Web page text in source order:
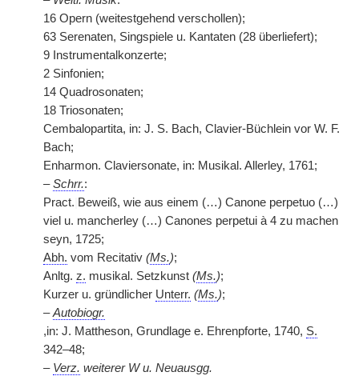
16 Opern (weitestgehend verschollen);
63 Serenaten, Singspiele u. Kantaten (28 überliefert);
9 Instrumentalkonzerte;
2 Sinfonien;
14 Quadrosonaten;
18 Triosonaten;
Cembalopartita, in: J. S. Bach, Clavier-Büchlein vor W. F.
Bach;
Enharmon. Claviersonate, in: Musikal. Allerley, 1761;
–Schrr.:
Pract. Beweiß, wie aus einem (…) Canone perpetuo (…)
viel u. mancherley (…) Canones perpetui à 4 zu machen
seyn, 1725;
Abh. vom Recitativ (Ms.);
Anltg. z. musikal. Setzkunst (Ms.);
Kurzer u. gründlicher Unterr. (Ms.);
–Autobiogr.
,in: J. Mattheson, Grundlage e. Ehrenpforte, 1740, S.
342–48;
– Verz. weiterer W u. Neuausgg.